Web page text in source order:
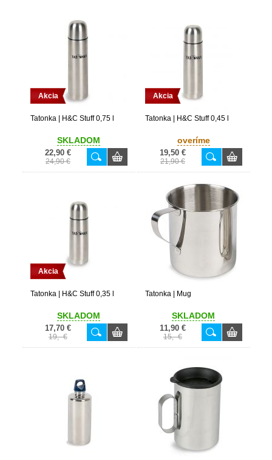
Akcia
Tatonka | H&C Stuff 0,75 l
SKLADOM
22,90 €
24,90 €
Akcia
Tatonka | H&C Stuff 0,45 l
overíme
19,50 €
21,90 €
Akcia
Tatonka | H&C Stuff 0,35 l
SKLADOM
17,70 €
19,- €
Tatonka | Mug
SKLADOM
11,90 €
15,- €